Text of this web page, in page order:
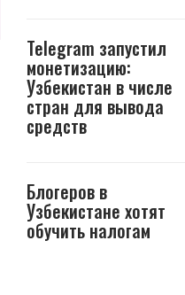
Telegram запустил
монетизацию:
Узбекистан в числе
стран для вывода
средств
Блогеров в
Узбекистане хотят
обучить налогам